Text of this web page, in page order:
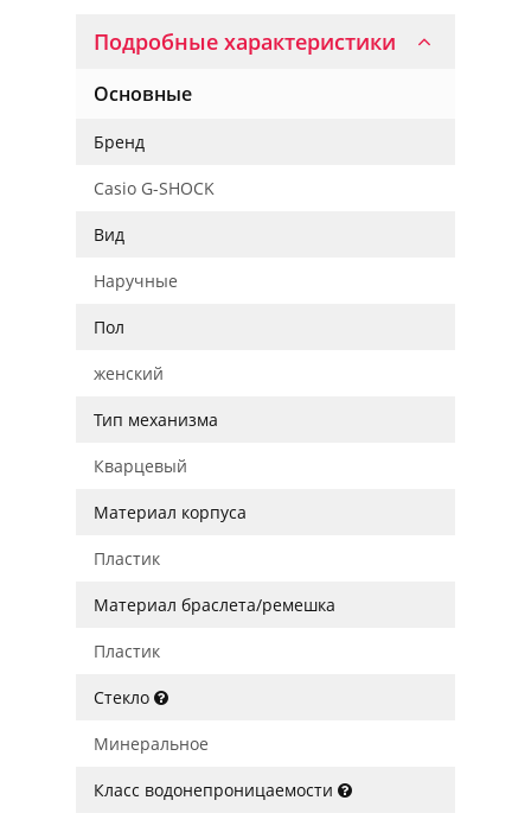
Подробные характеристики
Основные
Бренд
Casio G-SHOCK
Вид
Наручные
Пол
женский
Тип механизма
Кварцевый
Материал корпуса
Пластик
Материал браслета/ремешка
Пластик
Стекло
Минеральное
Класс водонепроницаемости